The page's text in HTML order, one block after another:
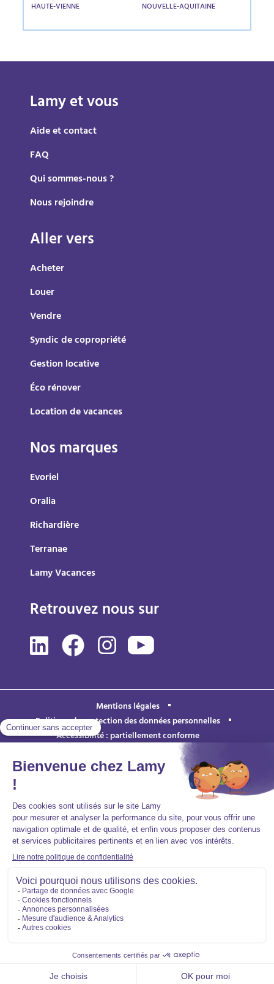
HAUTE-VIENNE NOUVELLE-AQUITAINE
Lamy et vous
Aide et contact
FAQ
Qui sommes-nous ?
Nous rejoindre
Aller vers
Acheter
Louer
Vendre
Syndic de copropriété
Gestion locative
Éco rénover
Location de vacances
Nos marques
Evoriel
Oralia
Richardière
Terranae
Lamy Vacances
Retrouvez nous sur
Mentions légales
Politique de protection des données personnelles
Accessibilité : partiellement conforme